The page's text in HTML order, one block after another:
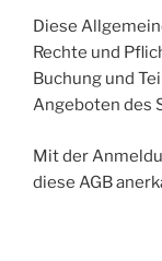
Diese
Rechte und
Buchung und
Angeboten des
Mit der
diese AGB